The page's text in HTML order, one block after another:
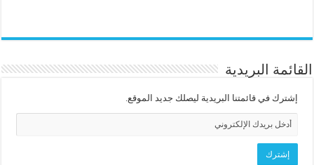
القائمة البريدية
إشترك في قائمتنا البريدية ليصلك جديد الموقع.